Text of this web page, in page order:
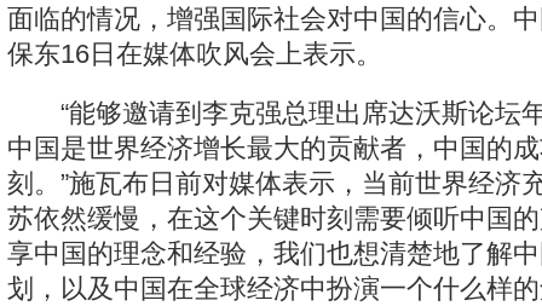
面临的情况，增强国际社会对中国的信心。
保东16日在媒体吹风会上表示。
“能够邀请到李克强总理出席达沃斯论坛
中国是世界经济增长最大的贡献者，中国的
刻。”施瓦布日前对媒体表示，当前世界经济
苏依然缓慢，在这个关键时刻需要倾听中国
享中国的理念和经验，我们也想清楚地了解
划，以及中国在全球经济中扮演一个什么样的